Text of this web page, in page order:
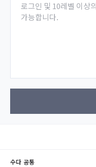
로그인 및 10레벨 이상
가능합니다.
수다 공통